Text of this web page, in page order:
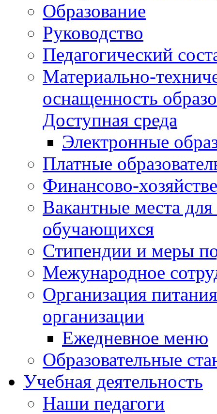
Образование
Руководство
Педагогический
Материально-
оснащенность
Доступная среда
Электронные
Платные
Финансово-
Вакантные места
обучающихся
Стипендии и меры
Межународное
Организация
организации
Ежедневное меню
Образовательные
Учебная деятельность
Наши педагоги